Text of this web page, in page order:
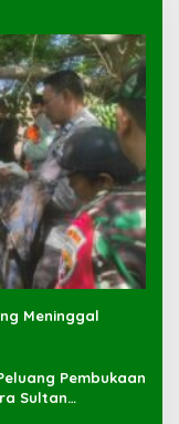
Meninggal
Pembukaan
Sultan